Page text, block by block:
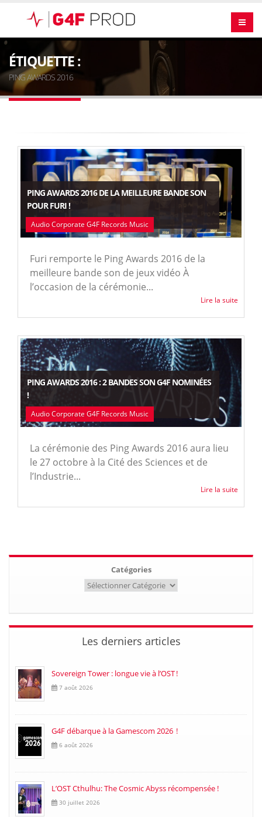
ÉTIQUETTE :
PING AWARDS 2016
PING AWARDS 2016 DE LA MEILLEURE BANDE SON
POUR FURI !
Audio Corporate G4F Records Music
Furi remporte le Ping Awards 2016 de la
meilleure bande son de jeux vidéo À
l’occasion de la cérémonie...
Lire la suite
PING AWARDS 2016 : 2 BANDES SON G4F NOMINÉES
!
Audio Corporate G4F Records Music
La cérémonie des Ping Awards 2016 aura lieu
le 27 octobre à la Cité des Sciences et de
l’Industrie...
Lire la suite
Catégories
Les derniers articles
Sovereign Tower : longue vie à l’OST !
7 août 2026
G4F débarque à la Gamescom 2026 !
6 août 2026
L’OST Cthulhu: The Cosmic Abyss récompensée !
30 juillet 2026